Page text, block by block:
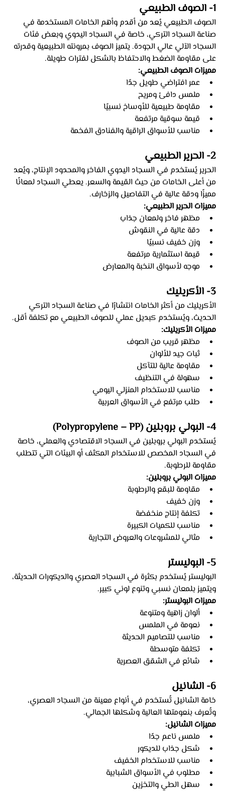
1- الصوف الطبيعي
الصوف الطبيعي يُعد من أقدم وأهم الخامات المستخدمة في
صناعة السجاد التركي، خاصة في السجاد اليدوي وبعض فئات
السجاد الآلي عالي الجودة. يتميز الصوف بمرونته الطبيعية وقدرته
على مقاومة الضغط والاحتفاظ بالشكل لفترات طويلة.
مميزات الصوف الطبيعي:
عمر افتراضي طويل جدًا
ملمس دافئ ومريح
مقاومة طبيعية للأوساخ نسبيًا
قيمة سوقية مرتفعة
مناسب للأسواق الراقية والفنادق الفخمة
2- الحرير الطبيعي
الحرير يُستخدم في السجاد اليدوي الفاخر والمحدود الإنتاج، ويُعد
من أعلى الخامات من حيث القيمة والسعر. يعطي السجاد لمعانًا
مميزًا ودقة عالية في التفاصيل والزخارف.
مميزات الحرير الطبيعي:
مظهر فاخر ولمعان جذاب
دقة عالية في النقوش
وزن خفيف نسبيًا
قيمة استثمارية مرتفعة
موجه لأسواق النخبة والمعارض
3- الأكريليك
الأكريليك من أكثر الخامات انتشارًا في صناعة السجاد التركي
الحديث، ويُستخدم كبديل عملي للصوف الطبيعي مع تكلفة أقل.
مميزات الأكريليك:
مظهر قريب من الصوف
ثبات جيد للألوان
مقاومة عالية للتآكل
سهولة في التنظيف
مناسب للاستخدام المنزلي اليومي
طلب مرتفع في الأسواق العربية
4- البولي بروبلين (Polypropylene – PP)
يُستخدم البولي بروبلين في السجاد الاقتصادي والعملي، خاصة
في السجاد المخصص للاستخدام المكثف أو البيئات التي تتطلب
مقاومة للرطوبة.
مميزات البولي بروبلين:
مقاومة للبقع والرطوبة
وزن خفيف
تكلفة إنتاج منخفضة
مناسب للكميات الكبيرة
مثالي للمشروعات والعروض التجارية
5- البوليستر
البوليستر يُستخدم بكثرة في السجاد العصري والديكورات الحديثة،
ويتميز بلمعان نسبي وتنوع لوني كبير.
مميزات البوليستر:
ألوان زاهية ومتنوعة
نعومة في الملمس
مناسب للتصاميم الحديثة
تكلفة متوسطة
شائع في الشقق العصرية
6- الشانيل
خامة الشانيل تُستخدم في أنواع معينة من السجاد العصري،
وتُعرف بنعومتها العالية وشكلها الجمالي.
مميزات الشانيل:
ملمس ناعم جدًا
شكل جذاب للديكور
مناسب للاستخدام الخفيف
مطلوب في الأسواق الشبابية
سهل الطي والتخزين